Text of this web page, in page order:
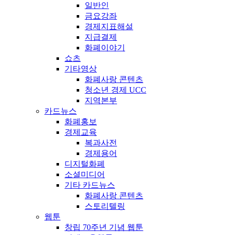
일반인
금요강좌
경제지표해설
지급결제
화폐이야기
쇼츠
기타영상
화폐사랑 콘텐츠
청소년 경제 UCC
지역본부
카드뉴스
화폐홍보
경제교육
복과사전
경제용어
디지털화폐
소셜미디어
기타 카드뉴스
화폐사랑 콘텐츠
스토리텔링
웹툰
창립 70주년 기념 웹툰